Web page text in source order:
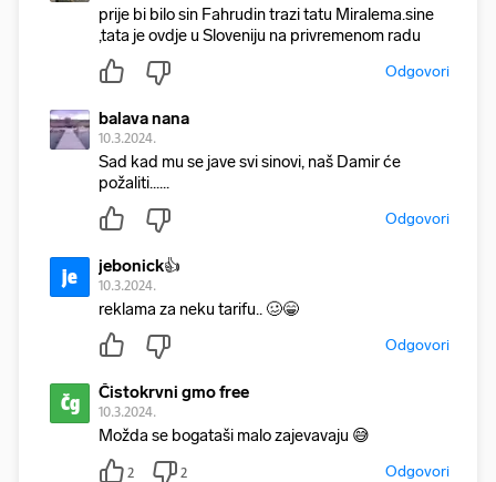
prije bi bilo sin Fahrudin trazi tatu Miralema.sine
,tata je ovdje u Sloveniju na privremenom radu
Odgovori
balava nana
10.3.2024.
Sad kad mu se jave svi sinovi, naš Damir će
požaliti......
Odgovori
je jebonick👍
10.3.2024.
reklama za neku tarifu.. 🥴😁
Odgovori
Čg Čistokrvni gmo free
10.3.2024.
Možda se bogataši malo zajevavaju 😅
2 2 Odgovori